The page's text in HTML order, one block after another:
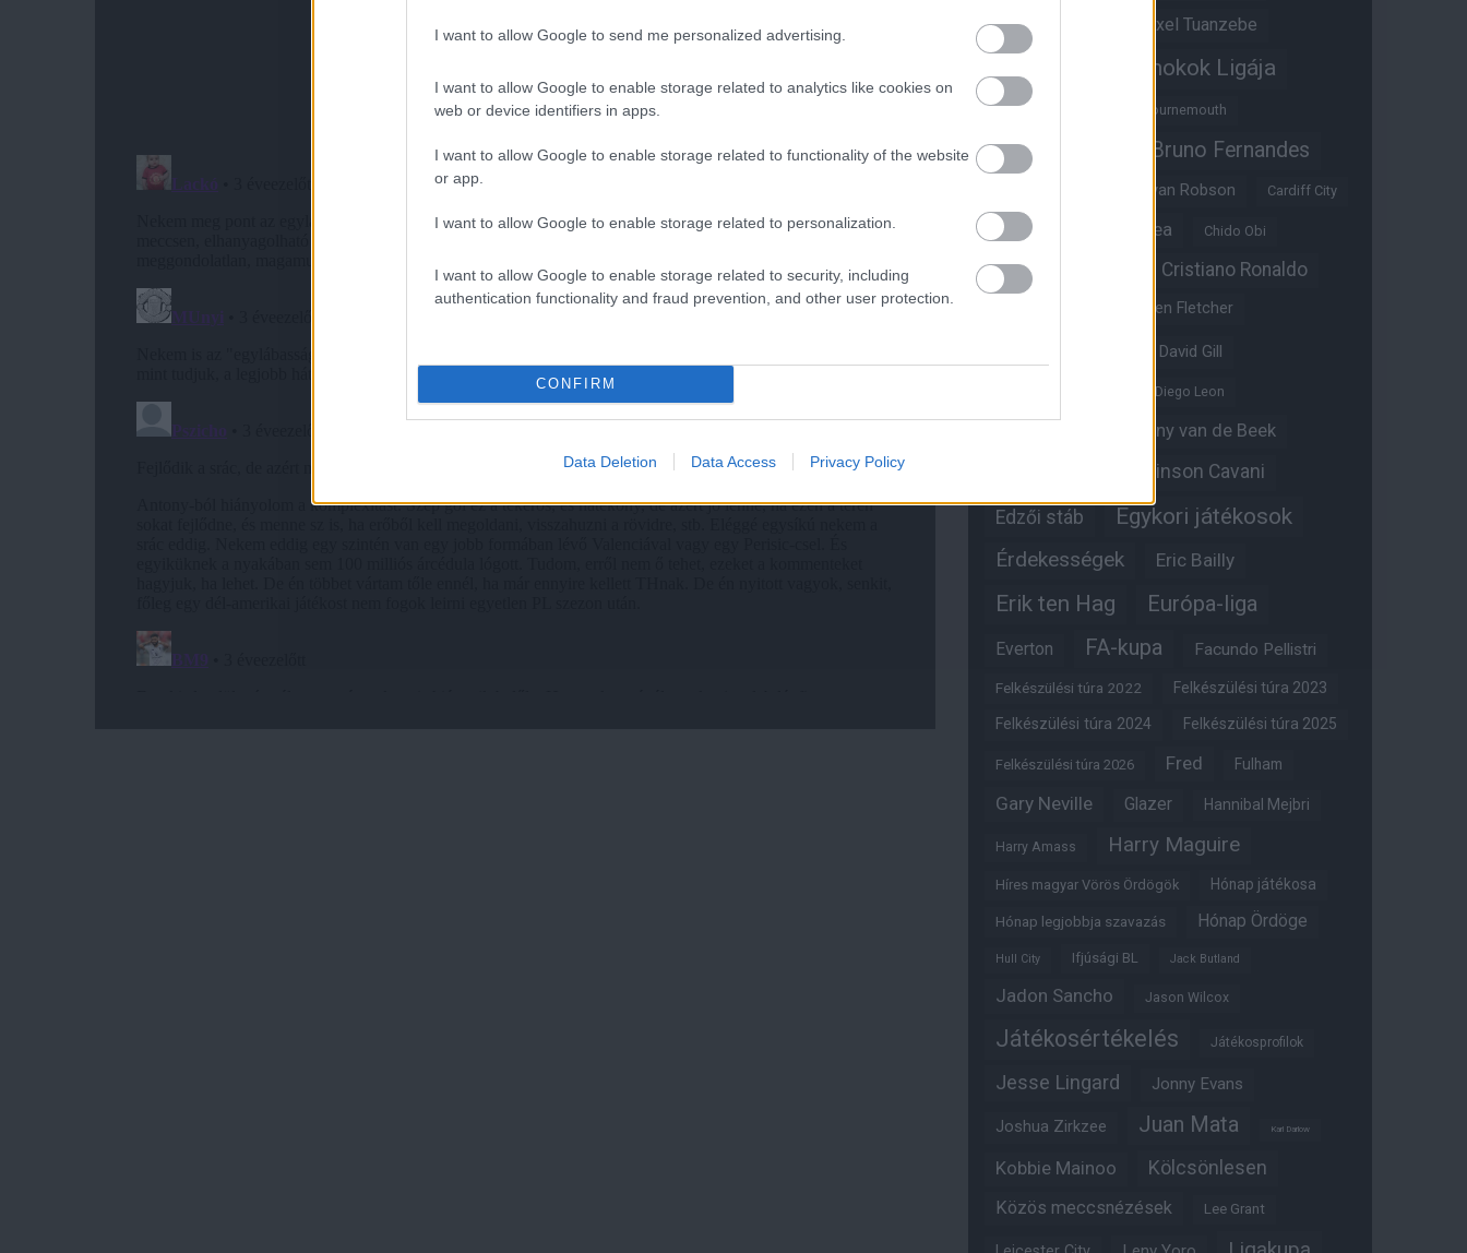
I want to allow Google to send me personalized advertising.
I want to allow Google to enable storage related to analytics like cookies on
web or device identifiers in apps.
I want to allow Google to enable storage related to functionality of the website
or app.
I want to allow Google to enable storage related to personalization.
I want to allow Google to enable storage related to security, including
authentication functionality and fraud prevention, and other user protection.
CONFIRM
Data Deletion Data Access Privacy Policy
Átigazolások Axel Tuanzebe
Bajnokok Ligája
Benjamin Sesko Bournemouth
Brandon Williams Bruno Fernandes
Bryan Robson Cardiff City
Casemiro Chelsea Chido Obi
Christian Eriksen Cristiano Ronaldo
Darren Fletcher
David Gill
Diego Leon
Donny van de Beek
Edinson Cavani
Edzői stáb Egykori játékosok
Érdekességek Eric Bailly
Erik ten Hag Európa-liga
Everton FA-kupa Facundo Pellistri
Felkészülési túra 2022 Felkészülési túra 2023
Felkészülési túra 2024 Felkészülési túra 2025
Felkészülési túra 2026 Fred Fulham
Gary Neville Glazer Hannibal Mejbri
Harry Amass Harry Maguire
Híres magyar Vörös Ördögök Hónap játékosa
Hónap legjobbja szavazás Hónap Ördöge
Hull City Ifjúsági BL Jack Butland
Jadon Sancho Jason Wilcox
Játékosértékelés Játékosprofilok
Jesse Lingard Jonny Evans
Joshua Zirkzee Juan Mata Karl Darlow
Kobbie Mainoo Kölcsönlesen
Közös meccsnézések Lee Grant